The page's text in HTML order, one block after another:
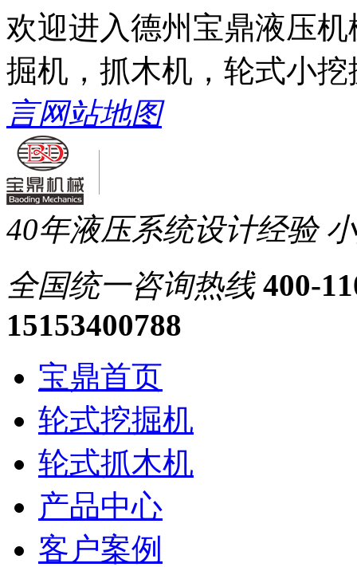
欢迎进入德州宝鼎液压
掘机，抓木机，轮式小
言网站地图
40年液压系统设计经验
全国统一咨询热线 400-
15153400788
宝鼎首页
轮式挖掘机
轮式抓木机
产品中心
客户案例